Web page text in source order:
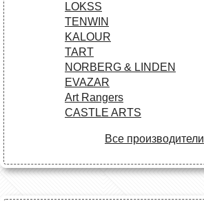
LOKSS
TENWIN
KALOUR
TART
NORBERG & LINDEN
EVAZAR
Art Rangers
CASTLE ARTS
Все производители